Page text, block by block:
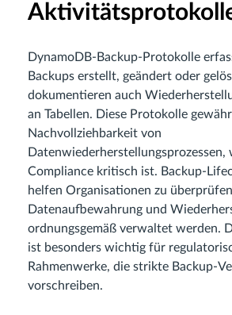
DynamoDB-Backup-Protokolle
Backups erstellt, geändert oder
dokumentieren auch
an Tabellen. Diese Protokolle
Nachvollziehbarkeit von
Datenwiederherstellungsprozessen,
Compliance kritisch ist. Backup-
helfen Organisationen zu
Datenaufbewahrung und
ordnungsgemäß verwaltet werden.
ist besonders wichtig für
Rahmenwerke, die strikte Backup-
vorschreiben.